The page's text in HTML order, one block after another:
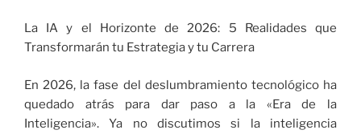
Inteligencia»
La IA y el Horizonte de 2026: 5 Realidades que
Transformarán tu Estrategia y tu Carrera
En 2026, la fase del deslumbramiento tecnológico ha
quedado atrás para dar paso a la «Era de la
Inteligencia». Ya no discutimos si la inteligencia